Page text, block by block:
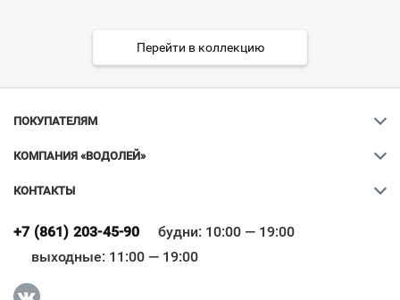
Перейти в коллекцию
ПОКУПАТЕЛЯМ
КОМПАНИЯ «ВОДОЛЕЙ»
КОНТАКТЫ
+7 (861) 203-45-90
будни: 10:00 — 19:00
выходные: 11:00 — 19:00
Всё верно